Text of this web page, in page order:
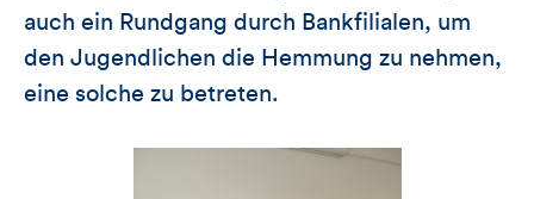
auch ein Rundgang durch Bankfilialen, um
den Jugendlichen die Hemmung zu nehmen,
eine solche zu betreten.